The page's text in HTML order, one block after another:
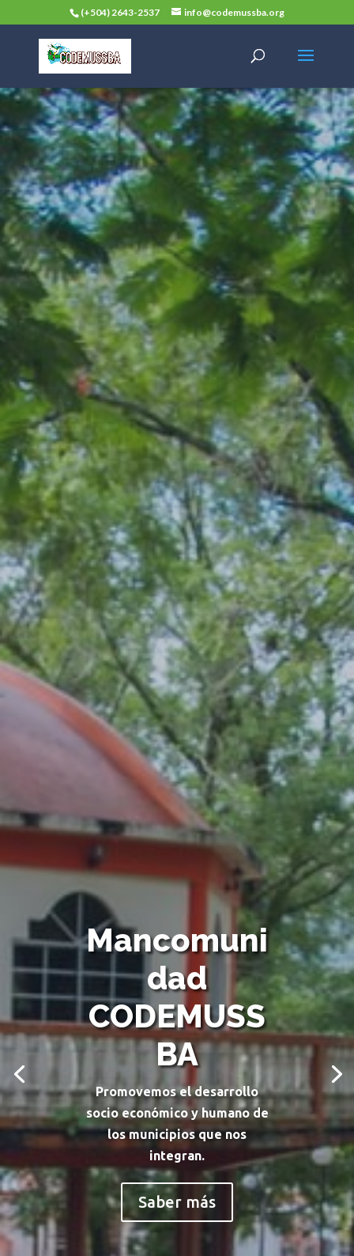
(+504) 2643-2537 info@codemussba.org
Mancomuni
dad
CODEMUSS
BA
Promovemos el desarrollo
socio económico y humano de
los municipios que nos
integran.
Saber más